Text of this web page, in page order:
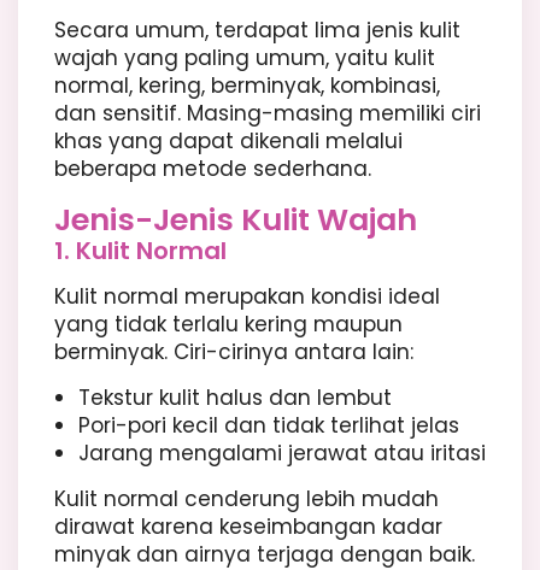
Secara umum, terdapat lima jenis kulit
wajah yang paling umum, yaitu kulit
normal, kering, berminyak, kombinasi,
dan sensitif. Masing-masing memiliki ciri
khas yang dapat dikenali melalui
beberapa metode sederhana.
Jenis-Jenis Kulit Wajah
1. Kulit Normal
Kulit normal merupakan kondisi ideal
yang tidak terlalu kering maupun
berminyak. Ciri-cirinya antara lain:
Tekstur kulit halus dan lembut
Pori-pori kecil dan tidak terlihat jelas
Jarang mengalami jerawat atau iritasi
Kulit normal cenderung lebih mudah
dirawat karena keseimbangan kadar
minyak dan airnya terjaga dengan baik.